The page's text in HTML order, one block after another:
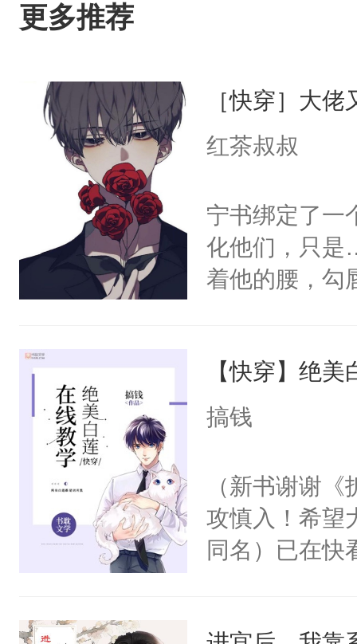
更多推荐
［快穿］大
红茶叔叔
宁书绑定了一
化他们，只是
着他的腰，勾
来，给老公
用力——为你
【快穿】绝
搞钱
（新书谢谢
攻慎入！希望
同名）已在快